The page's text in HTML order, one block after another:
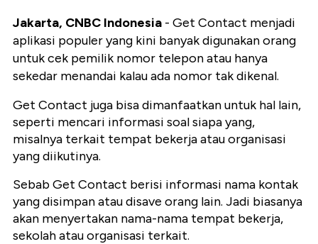
Jakarta, CNBC Indonesia - Get Contact menjadi
aplikasi populer yang kini banyak digunakan orang
untuk cek pemilik nomor telepon atau hanya
sekedar menandai kalau ada nomor tak dikenal.
Get Contact juga bisa dimanfaatkan untuk hal lain,
seperti mencari informasi soal siapa yang,
misalnya terkait tempat bekerja atau organisasi
yang diikutinya.
Sebab Get Contact berisi informasi nama kontak
yang disimpan atau disave orang lain. Jadi biasanya
akan menyertakan nama-nama tempat bekerja,
sekolah atau organisasi terkait.